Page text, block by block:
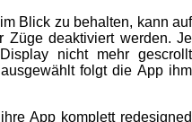
Blick zu behalten, kann auf
Züge deaktiviert werden. Je
nicht mehr gescrollt
folgt die App ihm
App komplett redesigned